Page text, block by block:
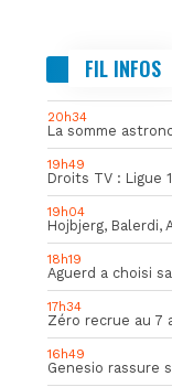
FIL INFOS
20h34
19h49
19h04
18h19
17h34
16h49